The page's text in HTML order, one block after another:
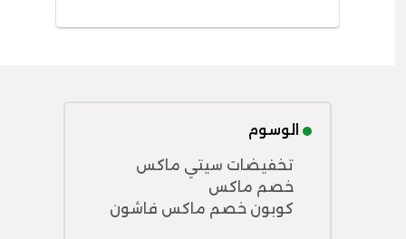
الوسوم
تخفيضات سيتي ماكس
خصم ماكس
كوبون خصم ماكس فاشون